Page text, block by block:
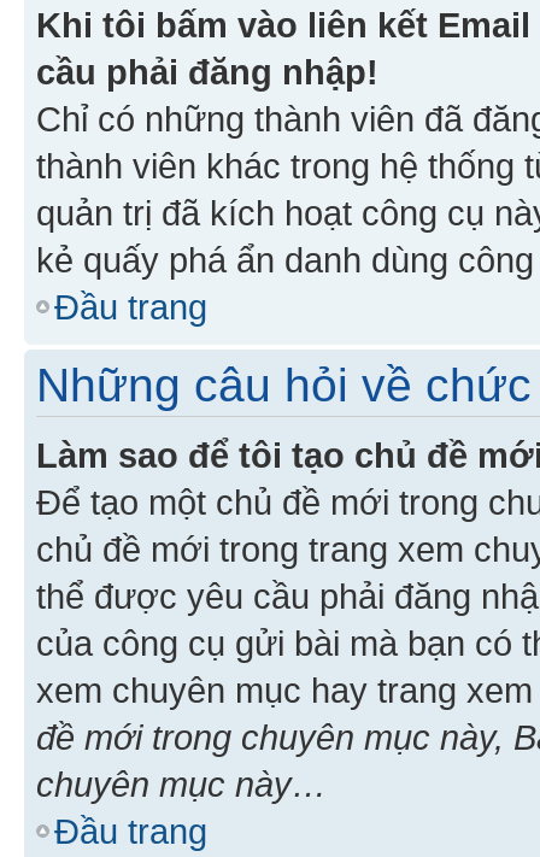
Khi tôi bấm vào liên kết
cầu phải đăng nhập!
Chỉ có những thành viên đã
thành viên khác trong hệ thống
quản trị đã kích hoạt công cụ
kẻ quấy phá ẩn danh dùng
Đầu trang
Những câu hỏi về
Làm sao để tôi tạo chủ đề
Để tạo một chủ đề mới trong
chủ đề mới trong trang xem
thể được yêu cầu phải đăng
của công cụ gửi bài mà bạn có
xem chuyên mục hay trang
đề mới trong chuyên mục này,
chuyên mục này…
Đầu trang